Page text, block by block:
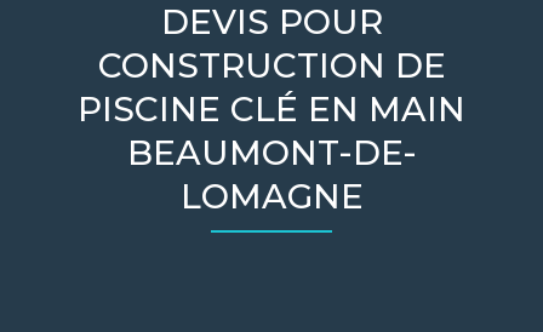
DEVIS POUR
CONSTRUCTION DE
PISCINE CLÉ EN MAIN
BEAUMONT-DE-
LOMAGNE